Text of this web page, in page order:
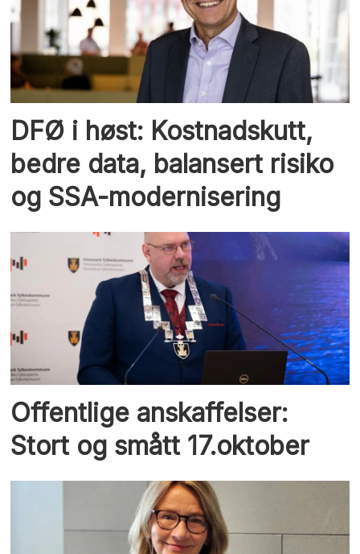
DFØ i høst: Kostnadskutt,
bedre data, balansert risiko
og SSA-modernisering
Offentlige anskaffelser:
Stort og smått 17.oktober